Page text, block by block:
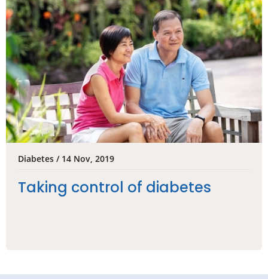
Diabetes / 14 Nov, 2019
Taking control of diabetes